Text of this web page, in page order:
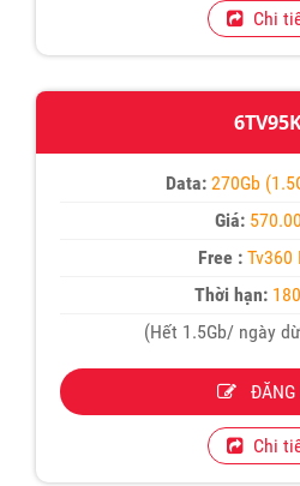
Chi
Data: 270Gb
Giá:
Free : Tv360
Thời hạn:
(Hết 1.5Gb/ ngày
ĐĂNG
Chi